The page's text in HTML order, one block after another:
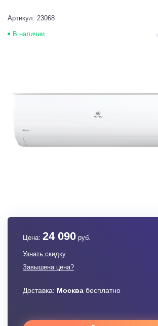
Артикул: 23068
В наличии
Цена: 24 090 руб.
Узнать скидку
Завышена цена?
Доставка: Москва бесплатно